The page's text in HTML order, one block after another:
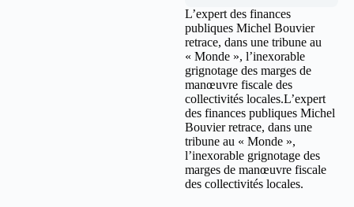
L’expert des finances
publiques Michel Bouvier
retrace, dans une tribune au
« Monde », l’inexorable
grignotage des marges de
manœuvre fiscale des
collectivités locales.L’expert
des finances publiques Michel
Bouvier retrace, dans une
tribune au « Monde »,
l’inexorable grignotage des
marges de manœuvre fiscale
des collectivités locales.